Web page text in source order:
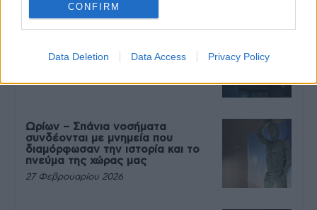
CONFIRM
Data Deletion Data Access Privacy Policy
πάντα μετά την άσκηση
Ωρίων – Σπάνια νοσήματα
συνδέονται με μνημεία που
διαμόρφωσαν την ιστορία και το
πνεύμα της χώρας μας
27 Φεβρουαρίου 2026